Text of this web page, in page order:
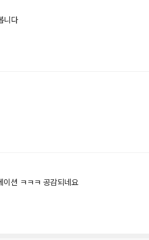
니다
션 ㅋㅋㅋ 공감되네요